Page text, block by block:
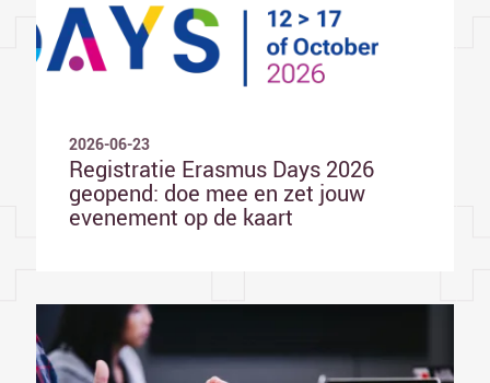
2026-06-23
Registratie Erasmus Days 2026
geopend: doe mee en zet jouw
evenement op de kaart